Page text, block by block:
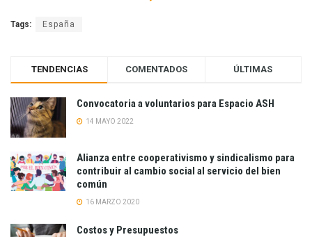
Tags: España
TENDENCIAS COMENTADOS ÚLTIMAS
Convocatoria a voluntarios para Espacio ASH
14 MAYO 2022
Alianza entre cooperativismo y sindicalismo para
contribuir al cambio social al servicio del bien
común
16 MARZO 2020
Costos y Presupuestos